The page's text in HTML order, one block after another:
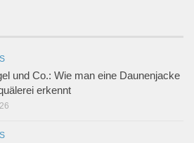
und Co.: Wie man eine Daunenjacke
erkennt